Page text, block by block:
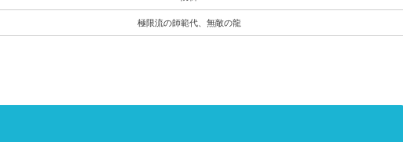
極限流の師範代、無敵の龍